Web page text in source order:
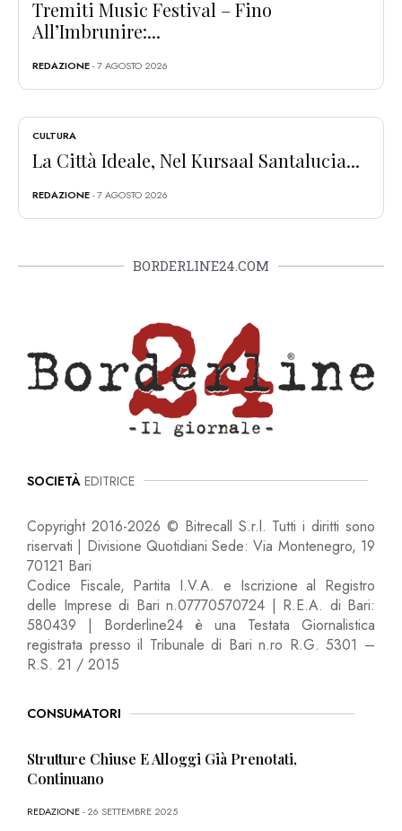
Tremiti Music Festival – Fino
All’Imbrunire:...
REDAZIONE- 7 AGOSTO 2026
CULTURA
La Città Ideale, Nel Kursaal Santalucia...
REDAZIONE- 7 AGOSTO 2026
BORDERLINE24.COM
SOCIETÀ EDITRICE
Copyright 2016-2026 © Bitrecall S.r.l. Tutti i diritti sono
riservati | Divisione Quotidiani Sede: Via Montenegro, 19
70121 Bari
Codice Fiscale, Partita I.V.A. e Iscrizione al Registro
delle Imprese di Bari n.07770570724 | R.E.A. di Bari:
580439 | Borderline24 è una Testata Giornalistica
registrata presso il Tribunale di Bari n.ro R.G. 5301 –
R.S. 21 / 2015
CONSUMATORI
Strutture Chiuse E Alloggi Già Prenotati,
Continuano
REDAZIONE- 26 SETTEMBRE 2025